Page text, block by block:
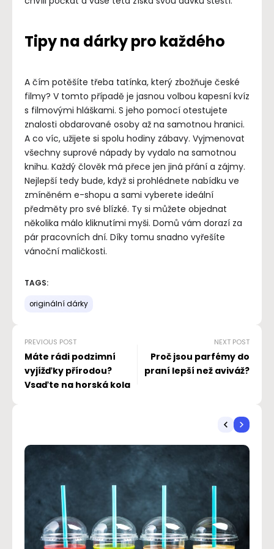
Tipy na dárky pro každého
A čím potěšíte třeba tatínka, který zbožňuje české
filmy? V tomto případě je jasnou volbou kapesní kvíz
s filmovými hláškami. S jeho pomocí otestujete
znalosti obdarované osoby až na samotnou hranici.
A co víc, užijete si spolu hodiny zábavy. Vyjmenovat
všechny suprové nápady by vydalo na samotnou
knihu. Každý člověk má přece jen jiná přání a zájmy.
Nejlepší tedy bude, když si prohlédnete nabídku ve
zmíněném e-shopu a sami vyberete ideální
předměty pro své blízké. Ty si můžete objednat
několika málo kliknutími myši. Domů vám dorazí za
pár pracovních dní. Díky tomu snadno vyřešíte
vánoční maličkosti.
TAGS:
originální dárky
PREVIOUS POST
Máte rádi podzimní
vyjížďky přírodou?
Vsaďte na horská kola
NEXT POST
Proč jsou parfémy do
praní lepší než aviváž?